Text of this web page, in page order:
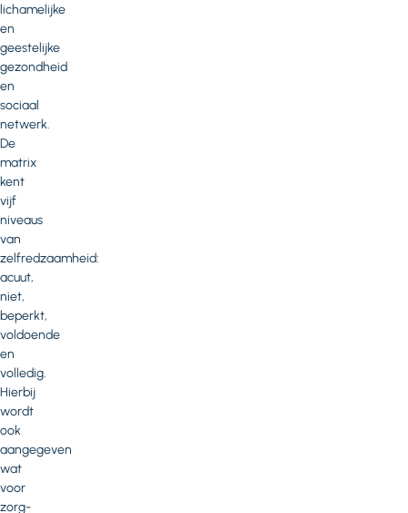
lichamelijke
en
geestelijke
gezondheid
en
sociaal
netwerk.
De
matrix
kent
vijf
niveaus
van
zelfredzaamheid:
acuut,
niet,
beperkt,
voldoende
en
volledig.
Hierbij
wordt
ook
aangegeven
wat
voor
zorg-